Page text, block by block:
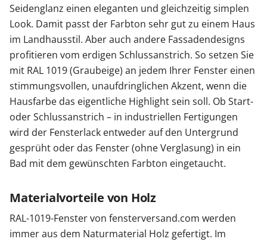
Seidenglanz einen eleganten und gleichzeitig simplen
Look. Damit passt der Farbton sehr gut zu einem Haus
im Landhausstil. Aber auch andere Fassadendesigns
profitieren vom erdigen Schlussanstrich. So setzen Sie
mit RAL 1019 (Graubeige) an jedem Ihrer Fenster einen
stimmungsvollen, unaufdringlichen Akzent, wenn die
Hausfarbe das eigentliche Highlight sein soll. Ob Start-
oder Schlussanstrich – in industriellen Fertigungen
wird der Fensterlack entweder auf den Untergrund
gesprüht oder das Fenster (ohne Verglasung) in ein
Bad mit dem gewünschten Farbton eingetaucht.
Materialvorteile von Holz
RAL-1019-Fenster von fensterversand.com werden
immer aus dem Naturmaterial Holz gefertigt. Im